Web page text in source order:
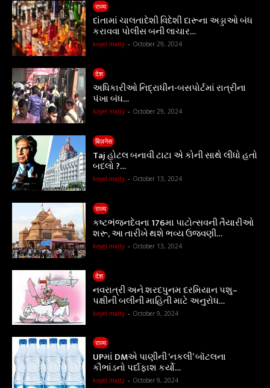
राज्य
દાંતામાં ચાલતાદેશી વિદેશી દારૂના અડ્ડાઓ બંધ
કરાવવા પોલીસ બની લાચાર…
koyel maity - October 29, 2024
देश
અધિકારીઓ નિદ્રાધીન-બસપોર્ટમાં રાત્રીના
પંખા બંધ…
koyel maity - October 29, 2024
बिज़नेस
Taj હોટલ બનાવી ટાટા એ કોની સાથે લીધો હતો
બદલો ?…
koyel maity - October 13, 2024
राज्य
કષ્ટભંજનદેવના 176મા પાટોત્સવની તૈયારીઓ
શરૂ, આ તારીખે થશે ભવ્ય ઉજવણી…
koyel maity - October 13, 2024
देश
નવરાત્રી અને શરદપુનમ દરમિયાન પશુ–
પક્ષીની બલીની માહિતી માટે અનુરોધ…
koyel maity - October 9, 2024
राज्य
UPમાં DMએ પાણીની ‘નકલી’ બૉટલના
કૌભાંડનો પર્દાફાશ કર્યો…
koyel maity - October 9, 2024